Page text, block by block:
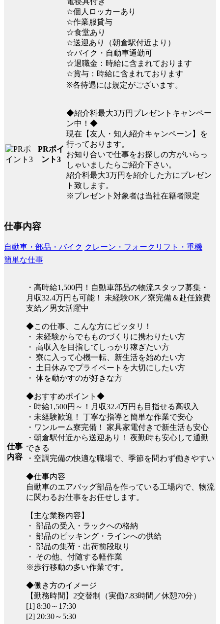
☆個人ロッカーあり
☆作業服貸与
☆食堂あり
☆送迎あり（朝倉駅付近より）
☆バイク・自動車通勤可
☆退職金：時給に含まれております
☆賞与：時給に含まれております
※各待遇には規定がございます。
PRポイ
ント3
◆紹介料最大3万円プレゼントキャンペー
ン中！◆
現在【友人・知人紹介キャンペーン】を
行っております。
お知り合いで仕事をお探しの方がいらっ
しゃいましたらご紹介下さい。
紹介料最大3万円を紹介した方にプレゼン
ト致します。
※プレゼント対象者は当社在籍者限定
仕事内容
自動車・部品・バイク クレーン・フォークリフト・重機
簡単な仕事
仕事
内容
・高時給1,500円！自動車部品の物流スタッフ募集・
月収32.4万円も可能！ 未経験OK／寮完備＆赴任旅費
支給／男女活躍中
◆この仕事、こんな方にピッタリ！
・ 未経験からでもものづくりに携わりたい方
・ 高収入を目指してしっかり稼ぎたい方
・ 寮に入って心機一転、新生活を始めたい方
・ 土日休みでプライベートを大切にしたい方
・ 体を動かすのが好きな方
◆おすすめポイント◆
・時給1,500円～！月収32.4万円も目指せる高収入
・未経験歓迎！ 丁寧な指導と簡単な作業で安心
・ワンルーム寮完備！ 家具家電付きで新生活も安心
・朝倉駅付近から送迎あり！ 夜勤時も安心して通勤
できる
・空調完備の快適な職場で、季節を問わず働きやすい
◆仕事内容
自動車のエアバッグ部品を作っている工場内で、物流
に関わるお仕事をお任せします。
【主な業務内容】
・ 部品の受入・ラックへの格納
・ 部品のピッキング・ラインへの供給
・ 部品の集荷・出荷前段取り
・ その他、付随する軽作業
※歩行移動の多い作業です。
◆働き方のイメージ
【勤務時間】2交替制（実働7.83時間／休憩70分）
[1] 8:30～17:30
[2] 20:30～5:30